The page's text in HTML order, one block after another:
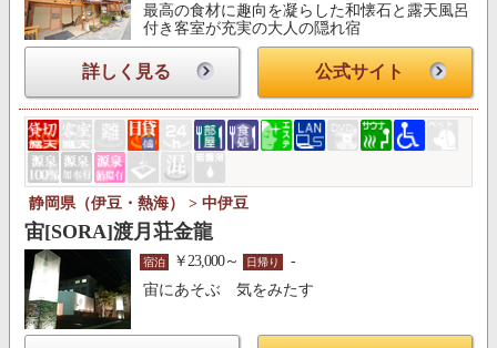
最高の食材に趣向を凝らした和懐石と露天風呂
付き客室が充実の大人の隠れ宿
詳しく見る 公式サイト
静岡県（伊豆・熱海） > 中伊豆
宙[SORA]渡月荘金龍
宿泊 ￥23,000～ 日帰り
-
宙にあそぶ 気をみたす